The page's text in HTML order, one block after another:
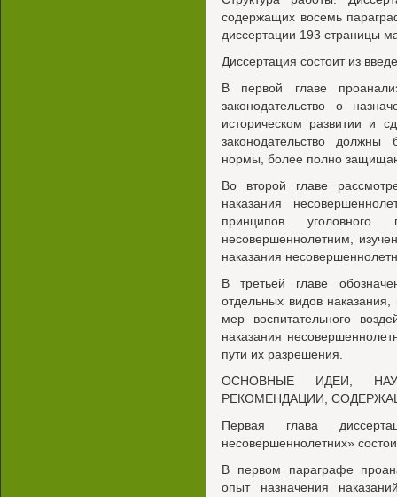
содержащих восемь
диссертации 193 страницы
Диссертация состоит из
В первой главе
законодательство о
историческом развитии и
законодательство должны
нормы, более полно
Во второй главе
наказания
принципов
несовершеннолетним,
наказания
В третьей главе
отдельных видов
мер воспитательного
наказания
пути их разрешения.
ОСНОВНЫЕ ИДЕИ,
РЕКОМЕНДАЦИИ,
Первая глава
несовершеннолетних»
В первом параграфе
опыт назначения